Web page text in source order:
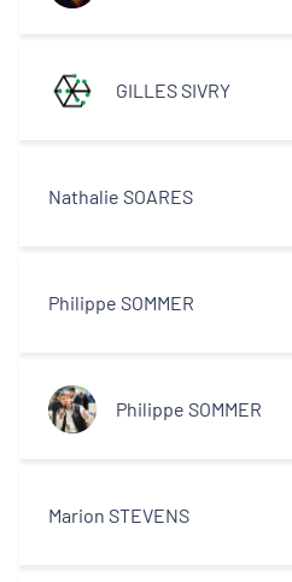
GILLES SIVRY
Nathalie SOARES
Philippe SOMMER
Philippe SOMMER
Marion STEVENS